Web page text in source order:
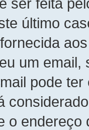
último
um
pode
o